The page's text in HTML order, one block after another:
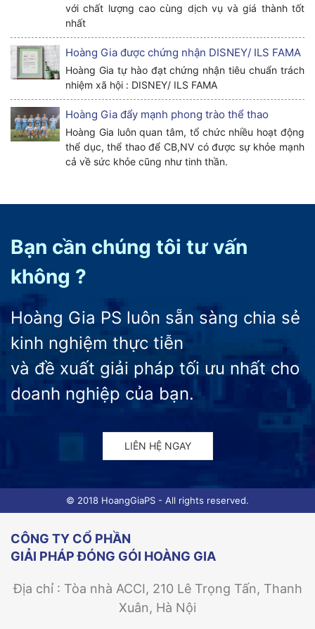
với chất lượng cao cùng dịch vụ và giá thành tốt
nhất
Hoàng Gia được chứng nhận DISNEY/ ILS FAMA
Hoàng Gia tự hào đạt chứng nhận tiêu chuẩn trách
nhiệm xã hội : DISNEY/ ILS FAMA
Hoàng Gia đẩy mạnh phong trào thể thao
Hoàng Gia luôn quan tâm, tổ chức nhiều hoạt động
thể dục, thể thao để CB,NV có được sự khỏe mạnh
cả về sức khỏe cũng như tinh thần.
Bạn cần chúng tôi tư vấn
không ?
Hoàng Gia PS luôn sẵn sàng chia sẻ
kinh nghiệm thực tiễn
và đề xuất giải pháp tối ưu nhất cho
doanh nghiệp của bạn.
LIÊN HỆ NGAY
© 2018 HoangGiaPS - All rights reserved.
CÔNG TY CỔ PHẦN
GIẢI PHÁP ĐÓNG GÓI HOÀNG GIA
Địa chỉ : Tòa nhà ACCI, 210 Lê Trọng Tấn, Thanh
Xuân, Hà Nội